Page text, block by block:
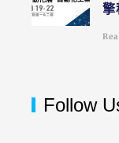
擎
Follow